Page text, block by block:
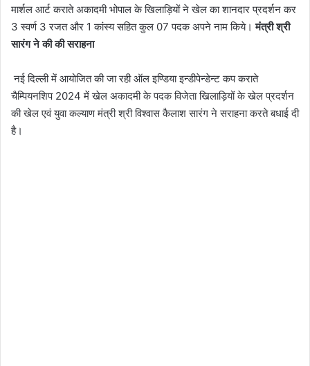
मार्शल आर्ट कराते अकादमी भोपाल के खिलाड़ियों ने खेल का शानदार प्रदर्शन कर
3 स्वर्ण 3 रजत और 1 कांस्य सहित कुल 07 पदक अपने नाम किये।मंत्री श्री
सारंग ने की की सराहना
नई दिल्ली में आयोजित की जा रही ऑल इण्डिया इन्डीपेन्डेन्ट कप कराते
चैम्पियनशिप 2024 में खेल अकादमी के पदक विजेता खिलाड़ियों के खेल प्रदर्शन
की खेल एवं युवा कल्याण मंत्री श्री विश्वास कैलाश सारंग ने सराहना करते बधाई दी
है।